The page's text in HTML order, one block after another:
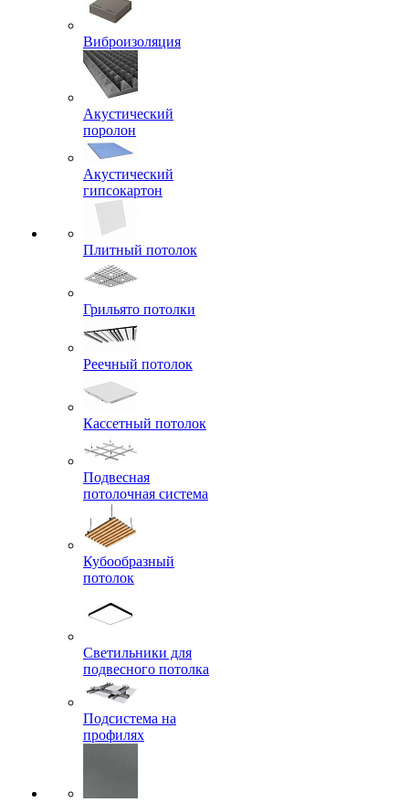
Виброизоляция
Акустический
поролон
Акустический
гипсокартон
Плитный потолок
Грильято потолки
Реечный потолок
Кассетный потолок
Подвесная
потолочная система
Кубообразный
потолок
Светильники для
подвесного потолка
Подсистема на
профилях